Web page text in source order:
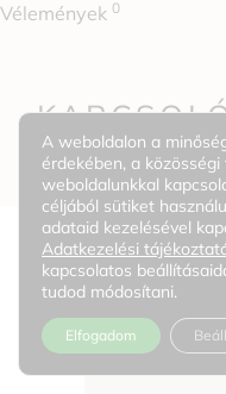
Vélemények 0
A weboldalon a
érdekében, a
weboldalunkkal
céljából sütiket
adataid kezelésével
Adatkezelési
kapcsolatos
tudod módosítani.
Elfogadom